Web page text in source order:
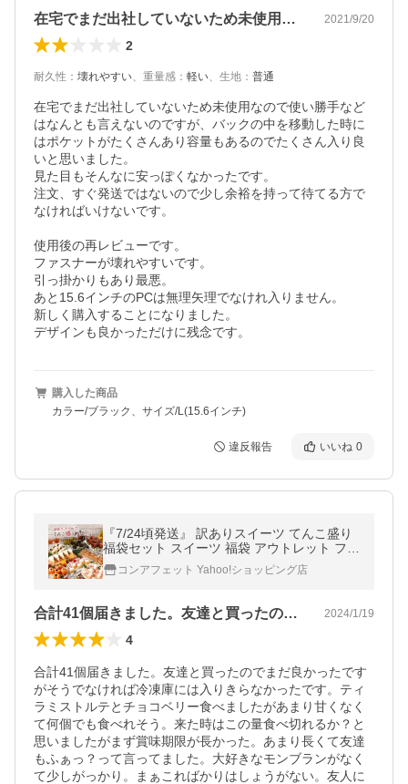
在宅でまだ出社していないため未使用なの… 2021/9/20
2
耐久性 ： 壊れやすい、 重量感 ： 軽い、 生地 ： 普通
在宅でまだ出社していないため未使用なので使い勝手など
はなんとも言えないのですが、バックの中を移動した時に
はポケットがたくさんあり容量もあるのでたくさん入り良
いと思いました。
見た目もそんなに安っぽくなかったです。
注文、すぐ発送ではないので少し余裕を持って待てる方で
なければいけないです。
使用後の再レビューです。
ファスナーが壊れやすいです。
引っ掛かりもあり最悪。
あと15.6インチのPCは無理矢理でなけれ入りません。
新しく購入することになりました。
デザインも良かっただけに残念です。
購入した商品
カラー/ブラック、サイズ/L(15.6インチ)
違反報告 いいね 0
『7/24頃発送』 訳ありスイーツ てんこ盛り
福袋セット スイーツ 福袋 アウトレット フー
ドロス 送料無料 誕生日 お祝い お菓子 ギフ
ト プレゼント 0724012V
コンアフェット Yahoo!ショッピング店
合計41個届きました。友達と買ったので… 2024/1/19
4
合計41個届きました。友達と買ったのでまだ良かったです
がそうでなければ冷凍庫には入りきらなかったです。ティ
ラミストルテとチョコベリー食べましたがあまり甘くなく
て何個でも食べれそう。来た時はこの量食べ切れるか？と
思いましたがまず賞味期限が長かった。あまり長くて友達
もふぁっ？って言ってました。大好きなモンブランがなく
て少しがっかり。まぁこればかりはしょうがない。友人に